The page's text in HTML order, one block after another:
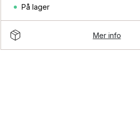
På lager
Mer info